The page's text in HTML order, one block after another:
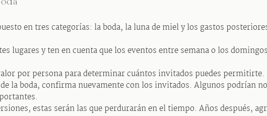
en tres categorías: la boda, la luna de miel y los gastos
lugares y ten en cuenta que los eventos entre semana o los
por persona para determinar cuántos invitados puedes permitirte.
la boda, confirma nuevamente con los invitados. Algunos podrían
estas serán las que perdurarán en el tiempo. Años después,